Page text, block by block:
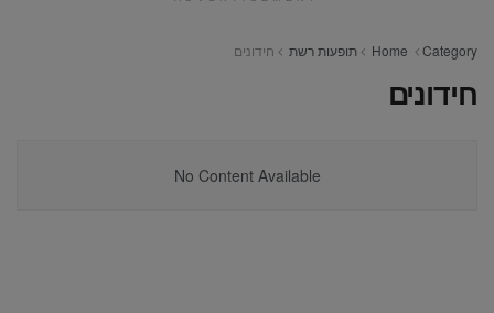
Home Category תופעות רשת חידונים
חידונים
No Content Available